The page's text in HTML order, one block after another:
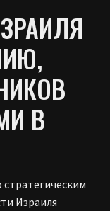
В
Израиля